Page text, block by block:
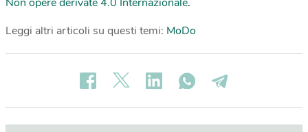
Leggi altri articoli su questi temi: MoDo